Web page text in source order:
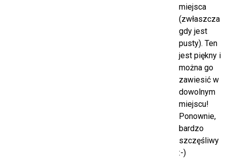
miejsca
(zwłaszcza
gdy jest
pusty). Ten
jest piękny i
można go
zawiesić w
dowolnym
miejscu!
Ponownie,
bardzo
szczęśliwy
:-)